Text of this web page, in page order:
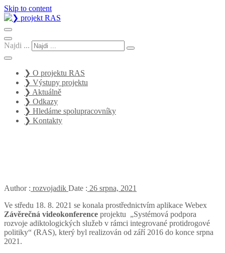
Skip to content
❯ projekt RAS
Systémová podpora rozvoje adiktologických služeb v rámci
integrované protidrogové politiky
Najdi ...
❯ O projektu RAS
❯ Výstupy projektu
❯ Aktuálně
❯ Odkazy
❯ Hledáme spolupracovníky
❯ Kontakty
Author : rozvojadik Date : 26 srpna, 2021
Ve středu 18. 8. 2021 se konala prostřednictvím aplikace Webex
Závěrečná videokonference projektu „Systémová podpora
rozvoje adiktologických služeb v rámci integrované protidrogové
politiky“ (RAS), který byl realizován od září 2016 do konce srpna
2021.